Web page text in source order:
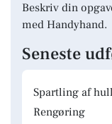
Beskriv din
med Handyhand.
Seneste
Spartling af
Rengøring